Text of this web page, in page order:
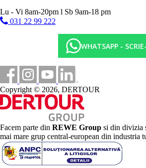
Lu - Vi 8am-20pm l Sb 9am-18 pm
031 22 99 222
WHATSAPP -
Copyright © 2026, DERTOUR
Facem parte din REWE Group si din divizia
mai mare grup central-european din industria